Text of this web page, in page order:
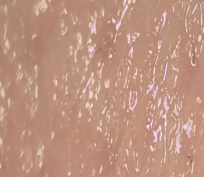
Wycieczka po fabryce
Kontrola jakości
Skontaktuj się z nami
Aktualności
Sprawy
Shopping Online